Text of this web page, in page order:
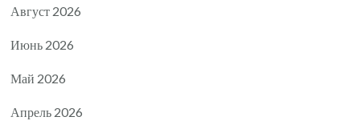
Август 2026
Июнь 2026
Май 2026
Апрель 2026